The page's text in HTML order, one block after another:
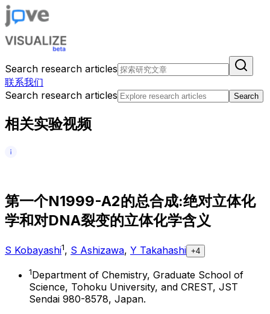
Search research articles
联系我们
Search research articles
Search
相关实验视频
第一个N1999-A2的总合成:绝对立体化
学和对DNA裂变的立体化学含义
S Kobayashi1, S Ashizawa, Y Takahashi +4
1Department of Chemistry, Graduate School of
Science, Tohoku University, and CREST, JST
Sendai 980-8578, Japan.